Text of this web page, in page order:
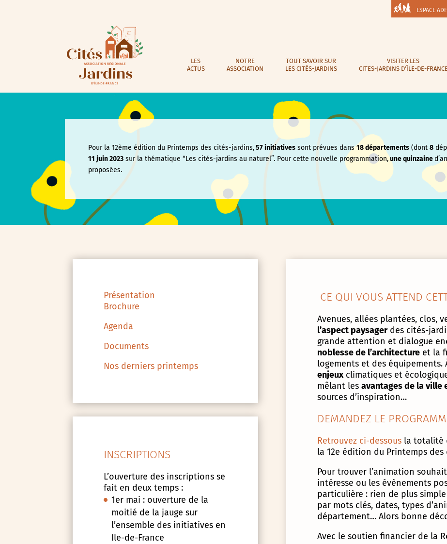
ESPACE
LES
ACTUS
NOTRE
ASSOCIATION
TOUT SAVOIR SUR
LES CITÉS-JARDINS
VISITER LES
CITES-JARDINS D’ÎLE-DE-
Pour la 12ème édition du Printemps des cités-jardins,57 initiatives sont prévues dans18 départements (dont8
11 juin2023 sur la thématique “Les cités-jardins au naturel”. Pour cette nouvelle programmation,une quinzaine
proposées.
Présentation
Brochure
Agenda
Documents
Nos derniers printemps
INSCRIPTIONS
L’ouverture des inscriptions se
fait en deux temps :
1er mai : ouverture de la
moitié de la jauge sur
l’ensemble des initiatives en
Ile-de-France
CE QUI VOUS ATTEND
Avenues, allées plantées, clos,
l’aspect paysagerdes cités-
grande attention et dialogue
noblesse de l’architectureet la
logements et des équipements.
enjeuxclimatiques et
mêlant les avantages de la ville
sources d’inspiration…
DEMANDEZ LE
Retrouvez ci-dessousla totalité
la 12e édition du Printemps
Pour trouver l’animation
intéresse ou les évènements
particulière : rien de plus
par mots clés, dates, types
département… Alors bonne
Avec le soutien financier de la